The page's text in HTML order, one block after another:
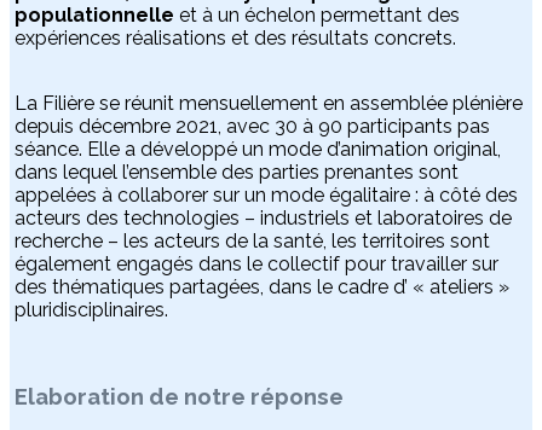
populationnelle et à un échelon permettant des
expériences réalisations et des résultats concrets.
La Filière se réunit mensuellement en assemblée plénière
depuis décembre 2021, avec 30 à 90 participants pas
séance. Elle a développé un mode d’animation original,
dans lequel l’ensemble des parties prenantes sont
appelées à collaborer sur un mode égalitaire : à côté des
acteurs des technologies – industriels et laboratoires de
recherche – les acteurs de la santé, les territoires sont
également engagés dans le collectif pour travailler sur
des thématiques partagées, dans le cadre d’ « ateliers »
pluridisciplinaires.
Elaboration de notre réponse